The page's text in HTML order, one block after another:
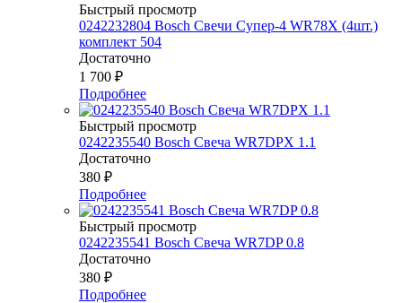
Быстрый просмотр
0242232804 Bosch Свечи Супер-4 WR78Х (4шт.)
комплект 504
Достаточно
1 700 ₽
Подробнее
Быстрый просмотр
0242235540 Bosch Свеча WR7DPX 1.1
Достаточно
380 ₽
Подробнее
Быстрый просмотр
0242235541 Bosch Свеча WR7DP 0.8
Достаточно
380 ₽
Подробнее